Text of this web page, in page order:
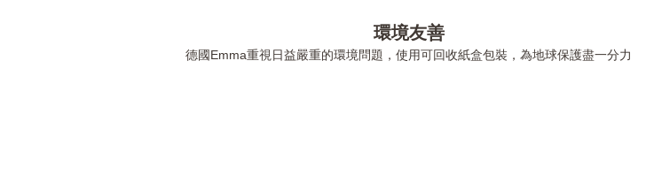
環境友善
德國Emma重視日益嚴重的環境問題，使用可回收紙盒包裝，為地球保護盡一分力